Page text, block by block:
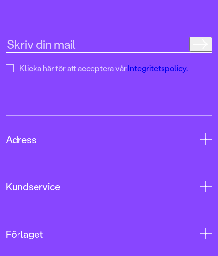
Klicka här för att acceptera vårIntegritetspolicy.
Adress
103 12 Stockholm
Kundservice
Kundservice
Förlaget